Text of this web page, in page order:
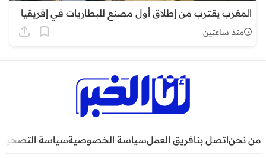
المغرب يقترب من إطلاق أول مصنع للبطاريات في إفريقيا
منذ ساعتين
من نحناتصل بنافريق العملسياسة الخصوصيةسياسة التصحيح